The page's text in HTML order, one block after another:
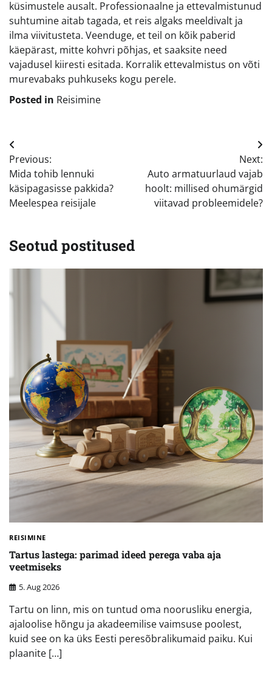
küsimustele ausalt. Professionaalne ja ettevalmistunud
suhtumine aitab tagada, et reis algaks meeldivalt ja
ilma viivitusteta. Veenduge, et teil on kõik paberid
käepärast, mitte kohvri põhjas, et saaksite need
vajadusel kiiresti esitada. Korralik ettevalmistus on võti
murevabaks puhkuseks kogu perele.
Posted in Reisimine
Navigeerimine
Previous:
Mida tohib lennuki
käsipagasisse pakkida?
Meelespea reisijale
Next:
Auto armatuurlaud vajab
hoolt: millised ohumärgid
viitavad probleemidele?
Seotud postitused
REISIMINE
Tartus lastega: parimad ideed perega vaba aja
veetmiseks
5. Aug 2026
Tartu on linn, mis on tuntud oma noorusliku energia,
ajaloolise hõngu ja akadeemilise vaimsuse poolest,
kuid see on ka üks Eesti peresõbralikumaid paiku. Kui
plaanite […]